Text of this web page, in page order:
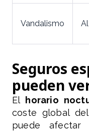
Vandalismo
Seguros
pueden
El horario
coste global
puede afectar